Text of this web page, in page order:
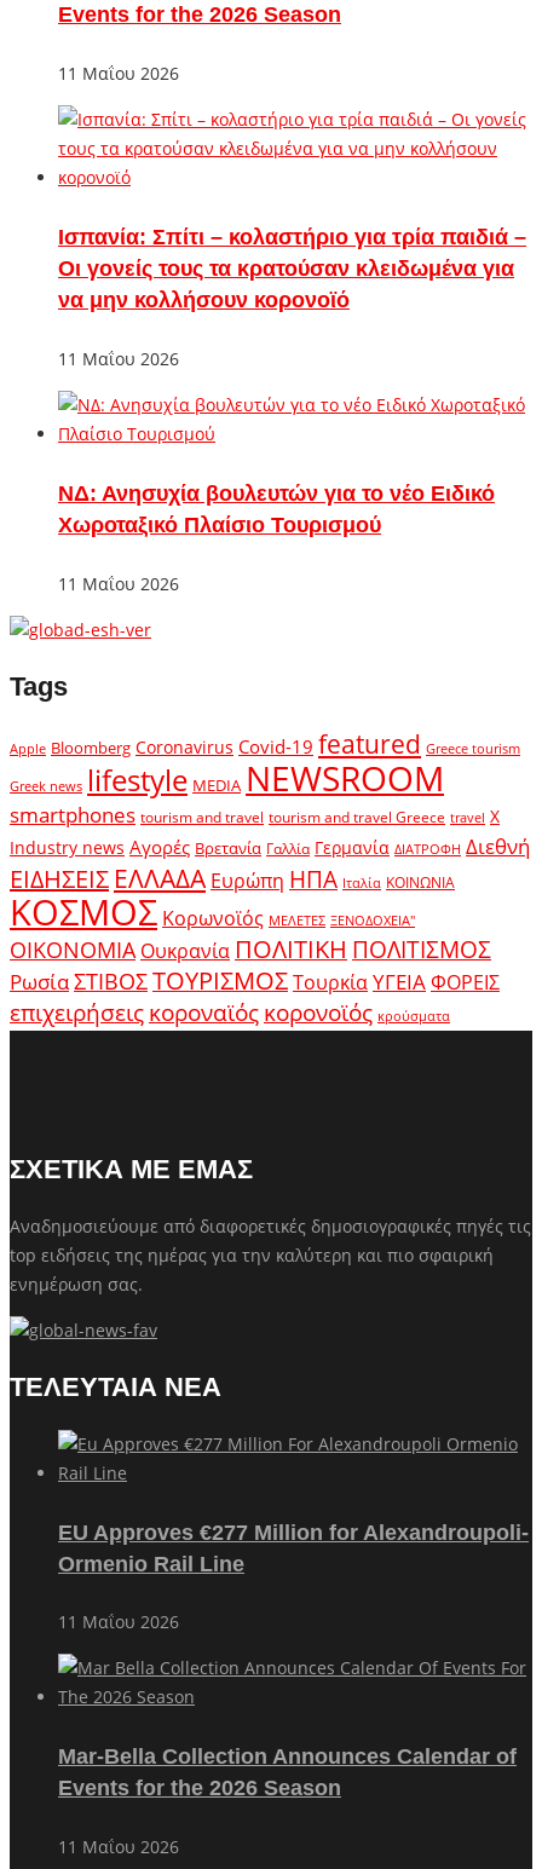
Events for the 2026 Season
11 Μαΐου 2026
Ισπανία: Σπίτι – κολαστήριο για τρία παιδιά –
Οι γονείς τους τα κρατούσαν κλειδωμένα για
να μην κολλήσουν κορονοϊό
11 Μαΐου 2026
ΝΔ: Ανησυχία βουλευτών για το νέο Ειδικό
Χωροταξικό Πλαίσιο Τουρισμού
11 Μαΐου 2026
Tags
Apple Bloomberg Coronavirus Covid-19 featured Greece tourism
Greek news lifestyle MEDIA NEWSROOM
smartphones tourism and travel tourism and travel Greece travel X
Industry news Αγορές Βρετανία Γαλλία Γερμανία ΔΙΑΤΡΟΦΗ Διεθνή
ΕΙΔΗΣΕΙΣ ΕΛΛΑΔΑ Ευρώπη ΗΠΑ Ιταλία ΚΟΙΝΩΝΙΑ
ΚΟΣΜΟΣ Κορωνοϊός ΜΕΛΕΤΕΣ ΞΕΝΟΔΟΧΕΙΑ"
ΟΙΚΟΝΟΜΙΑ Ουκρανία ΠΟΛΙΤΙΚΗ ΠΟΛΙΤΙΣΜΟΣ
ΡωσίαΣΤΙΒΟΣΤΟΥΡΙΣΜΟΣΤουρκίαΥΓΕΙΑΦΟΡΕΙΣ
επιχειρήσειςκοροναϊόςκορονοϊός κρούσματα
ΣΧΕΤΙΚΑ ΜΕ ΕΜΑΣ
Αναδημοσιεύουμε από διαφορετικές δημοσιογραφικές πηγές τις
top ειδήσεις της ημέρας για την καλύτερη και πιο σφαιρική
ενημέρωση σας.
ΤΕΛΕΥΤΑΙΑ ΝΕΑ
EU Approves €277 Million for Alexandroupoli-
Ormenio Rail Line
11 Μαΐου 2026
Mar-Bella Collection Announces Calendar of
Events for the 2026 Season
11 Μαΐου 2026